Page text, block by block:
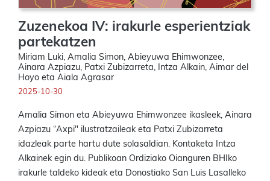
Zuzenekoa IV: irakurle esperientziak
partekatzen
Miriam Luki, Amalia Simon, Abieyuwa Ehimwonzee,
Ainara Azpiazu, Patxi Zubizarreta, Intza Alkain, Aimar del
Hoyo eta Aiala Agrasar
2025-10-30
Amalia Simon eta Abieyuwa Ehimwonzee ikasleek, Ainara
Azpiazu “Axpi" ilustratzaileak eta Patxi Zubizarreta
idazleak parte hartu dute solasaldian. Kontaketa Intza
Alkainek egin du. Publikoan Ordiziako Oianguren BHIko
irakurle taldeko kideak eta Donostiako San Luis Lasalleko